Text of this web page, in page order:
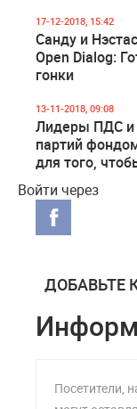
17-12-2018, 15:42
Санду и
Open Dialog:
гонки
13-11-2018, 09:08
Лидеры ПДС и
партий
для того,
Войти через
ДОБАВЬТЕ
Посетители,